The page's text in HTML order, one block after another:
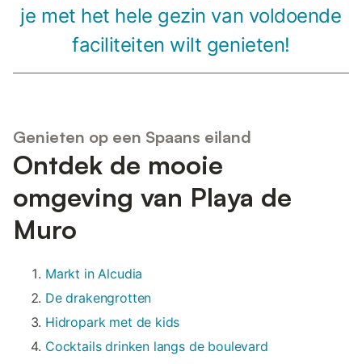
je met het hele gezin van voldoende
faciliteiten wilt genieten!
Genieten op een Spaans eiland
Ontdek de mooie
omgeving van Playa de
Muro
Markt in Alcudia
De drakengrotten
Hidropark met de kids
Cocktails drinken langs de boulevard